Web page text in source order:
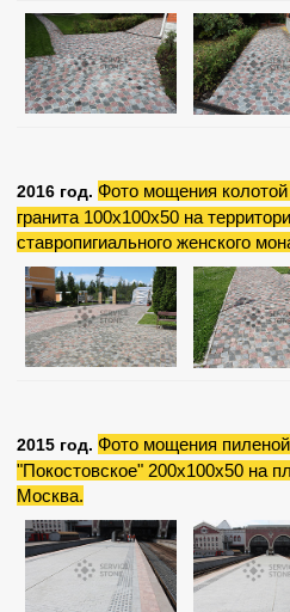
2016 год. Фото мощения колотой
гранита 100х100х50 на
ставропигиального женского
2015 год. Фото мощения пиленой
"Покостовское" 200х100х50 на
Москва.